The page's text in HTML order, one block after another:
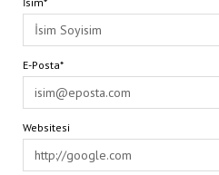
E-Posta*
Websitesi